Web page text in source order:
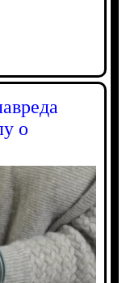
о